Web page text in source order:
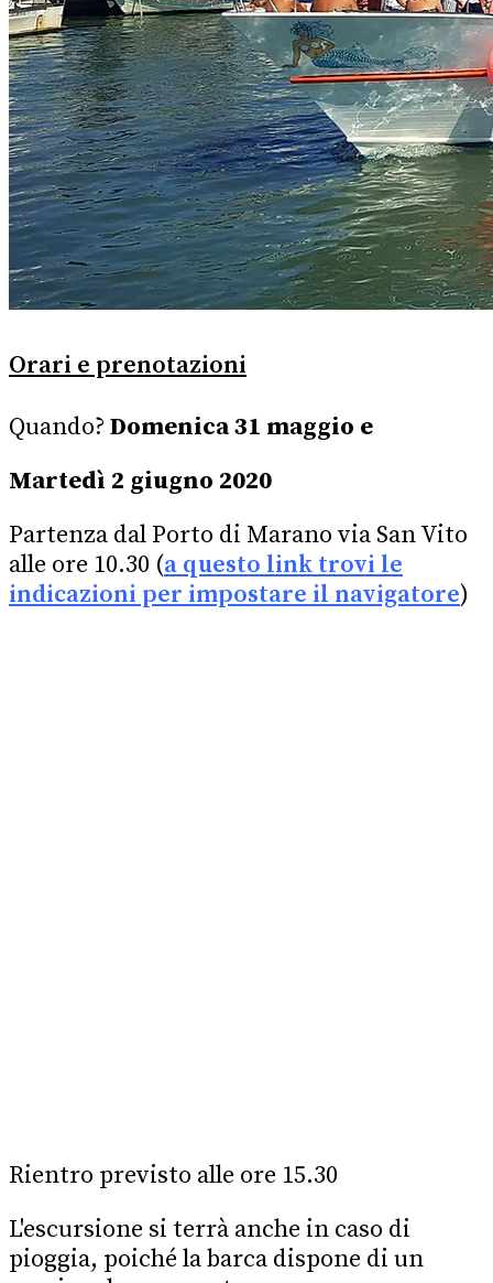
Orari e prenotazioni
​Quando? Domenica 31 maggio e
Martedì 2 giugno 2020
Partenza dal Porto di Marano via San Vito
alle ore 10.30 (a questo link trovi le
indicazioni per impostare il navigatore)
Rientro previsto alle ore 15.30
L'escursione si terrà anche in caso di
pioggia, poiché la barca dispone di un